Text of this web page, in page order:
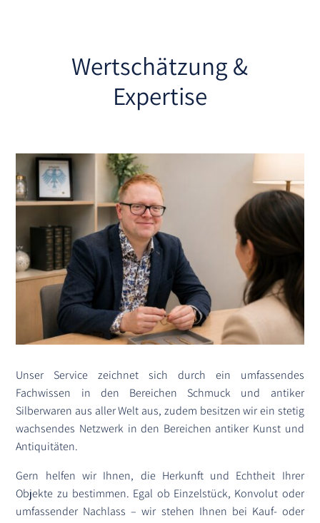
Wertschätzung &
Expertise
Unser Service zeichnet sich durch ein umfassendes
Fachwissen in den Bereichen Schmuck und antiker
Silberwaren aus aller Welt aus, zudem besitzen wir ein stetig
wachsendes Netzwerk in den Bereichen antiker Kunst und
Antiquitäten.
Gern helfen wir Ihnen, die Herkunft und Echtheit Ihrer
Objekte zu bestimmen. Egal ob Einzelstück, Konvolut oder
umfassender Nachlass – wir stehen Ihnen bei Kauf- oder